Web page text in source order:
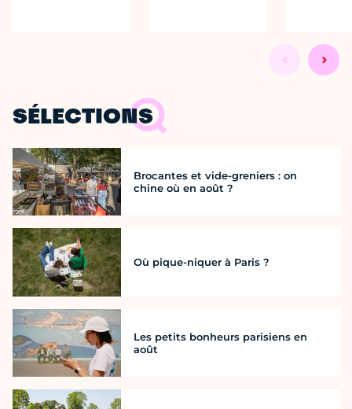
SÉLECTIONS
Brocantes et vide-greniers : on
chine où en août ?
Où pique-niquer à Paris ?
Les petits bonheurs parisiens en
août